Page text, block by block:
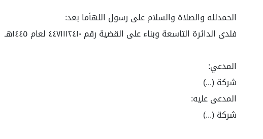
الحمدلله والصلاة والسلام على رسول اللهأما بعد:
فلدى الدائرة التاسعة وبناء على القضية رقم ٤٤٧١١١٢٤١٠ لعام ١٤٤٥هـ
المدعي:
شركة (...)
المدعى عليه:
شركة (...)